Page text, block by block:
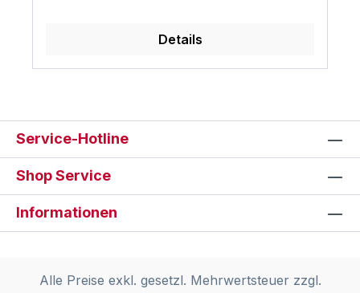
Details
Service-Hotline
Shop Service
Informationen
Alle Preise exkl. gesetzl. Mehrwertsteuer zzgl.